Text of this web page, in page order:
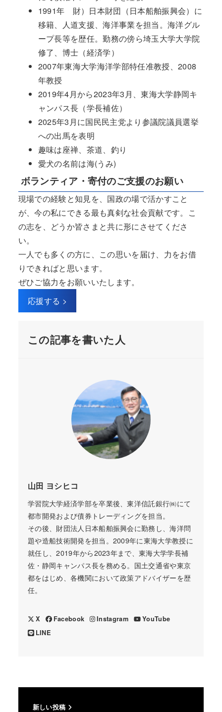
1991年 財）日本財団（日本船舶振興会）に
移籍、人道支援、海洋事業を担当。海洋グル
ープ長等を歴任。勤務の傍ら埼玉大学大学院
修了、博士（経済学）
2007年東海大学海洋学部特任准教授、2008
年教授
2019年4月から2023年3月、東海大学静岡キ
ャンパス長（学長補佐）
2025年3月に国民民主党より参議院議員選挙
への出馬を表明
趣味は座禅、茶道、釣り
愛犬の名前は海(うみ)
ボランティア・寄付のご支援のお願い
現場での経験と知見を、国政の場で活かすこと
が、今の私にできる最も真剣な社会貢献です。こ
の志を、どうか皆さまと共に形にさせてくださ
い。
一人でも多くの方に、この思いを届け、力をお借
りできればと思います。
ぜひご協力をお願いいたします。
応援する >
この記事を書いた人
山田 ヨシヒコ
学習院大学経済学部を卒業後、東洋信託銀行㈱にて
都市開発および債券トレーディングを担当。
その後、財団法人日本船舶振興会に勤務し、海洋問
題や造船技術開発を担当。2009年に東海大学教授に
就任し、2019年から2023年まで、東海大学学長補
佐・静岡キャンパス長を務める。国土交通省や東京
都をはじめ、各機関において政策アドバイザーを歴
任。
X Facebook Instagram
YouTube
LINE
新しい投稿